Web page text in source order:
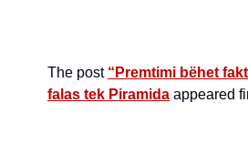
The post “Premtimi bëhet
falas tek Piramida appeared